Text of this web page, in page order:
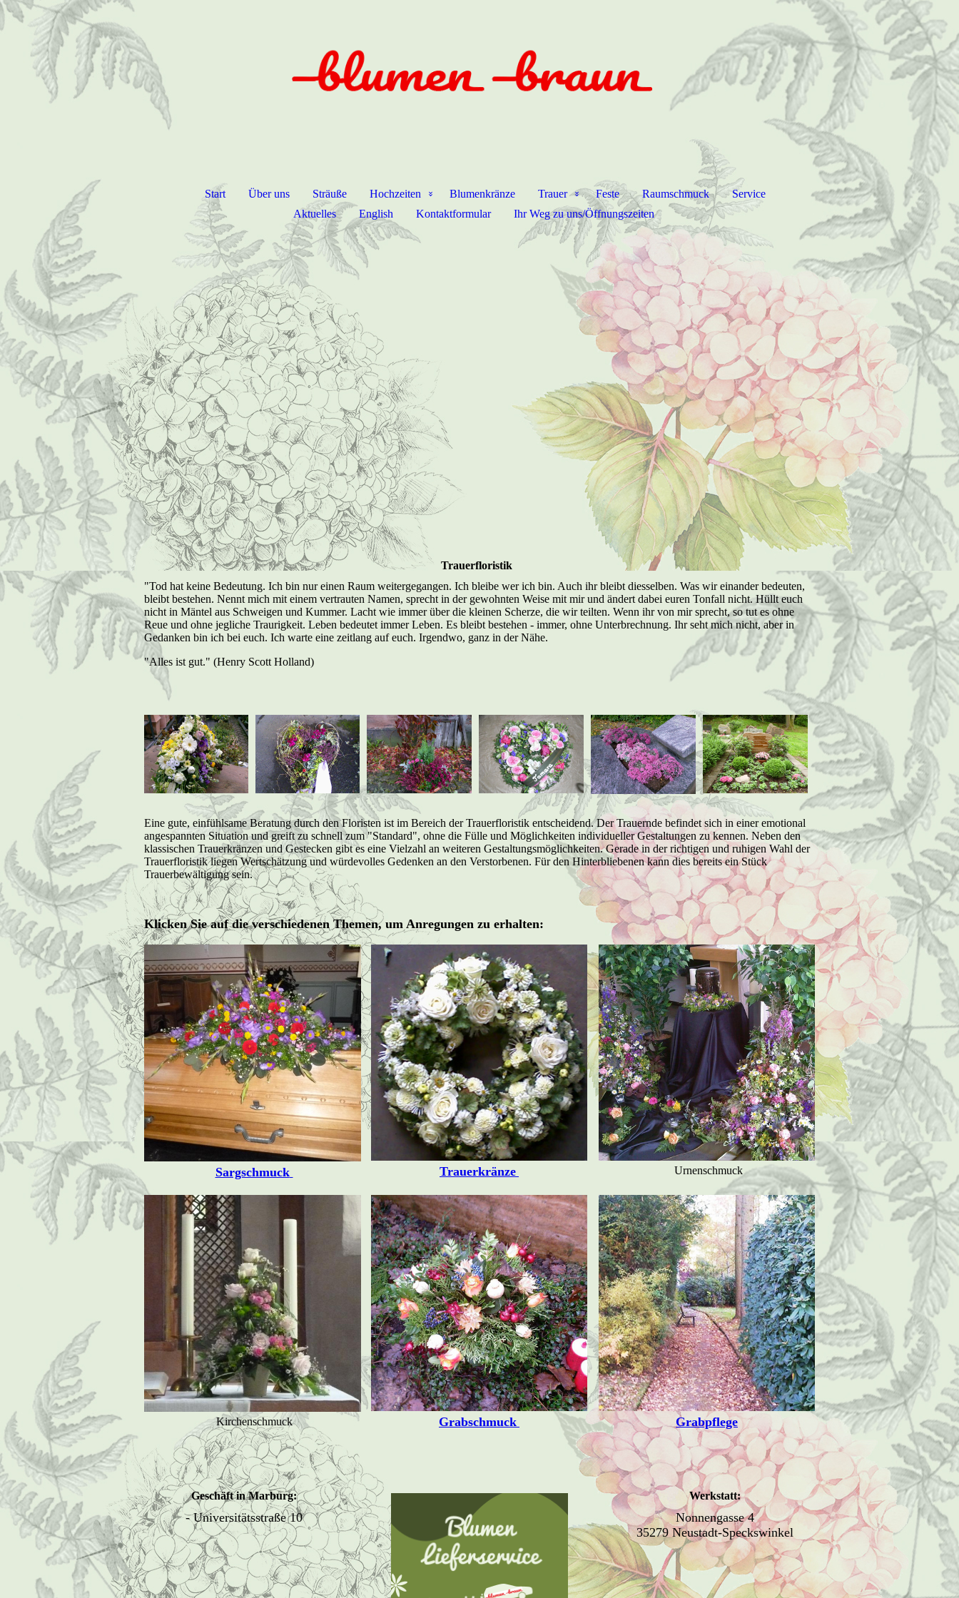
Start Über uns Sträuße Hochzeiten Blumenkränze Trauer Feste Raumschmuck
Service
Aktuelles
English Kontaktformular Ihr Weg zu uns/Öffnungszeiten
Trauerfloristik
"Tod hat keine Bedeutung. Ich bin nur einen Raum weitergegangen. Ich bleibe wer ich bin. Auch ihr bleibt diesselben. Was wir einander bedeuten,
bleibt bestehen. Nennt mich mit einem vertrauten Namen, sprecht in der gewohnten Weise mit mir und ändert dabei euren Tonfall nicht. Hüllt euch
nicht in Mäntel aus Schweigen und Kummer. Lacht wie immer über die kleinen Scherze, die wir teilten. Wenn ihr von mir sprecht, so tut es ohne
Reue und ohne jegliche Traurigkeit. Leben bedeutet immer Leben. Es bleibt bestehen - immer, ohne Unterbrechnung. Ihr seht mich nicht, aber in
Gedanken bin ich bei euch. Ich warte eine zeitlang auf euch. Irgendwo, ganz in der Nähe.
"Alles ist gut." (Henry Scott Holland)
Eine gute, einfühlsame Beratung durch den Floristen ist im Bereich der Trauerfloristik entscheidend. Der Trauernde befindet sich in einer emotional
angespannten Situation und greift zu schnell zum "Standard", ohne die Fülle und Möglichkeiten individueller Gestaltungen zu kennen. Neben den
klassischen Trauerkränzen und Gestecken gibt es eine Vielzahl an weiteren Gestaltungsmöglichkeiten. Gerade in der richtigen und ruhigen Wahl der
Trauerfloristik liegen Wertschätzung und würdevolles Gedenken an den Verstorbenen. Für den Hinterbliebenen kann dies bereits ein Stück
Trauerbewältigung sein.
Klicken Sie auf die verschiedenen Themen, um Anregungen zu erhalten:
Sargschmuck Trauerkränze Urnenschmuck
Kirchenschmuck Grabschmuck Grabpflege
Geschäft in Marburg:
- Universitätsstraße 10
Werkstatt:
Nonnengasse 4
35279 Neustadt-Speckswinkel